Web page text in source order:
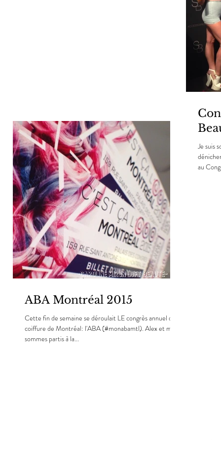
Je suis
au
ABA Montréal 2015
Cette fin de semaine se déroulait LE congrès annuel de
coiffure de Montréal: l'ABA (#monabamtl). Alex et moi
sommes partis à la...